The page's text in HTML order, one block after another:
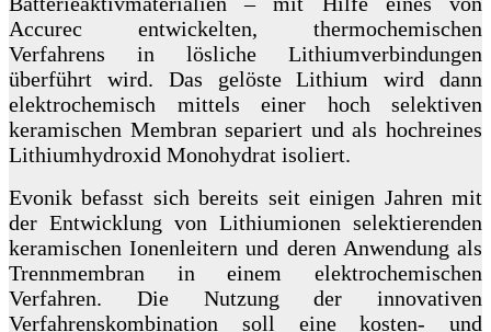
Accurec entwickelten, thermochemischen
Verfahrens in lösliche Lithiumverbindungen
überführt wird. Das gelöste Lithium wird dann
elektrochemisch mittels einer hoch selektiven
keramischen Membran separiert und als hochreines
Lithiumhydroxid Monohydrat isoliert.
Evonik befasst sich bereits seit einigen Jahren mit
der Entwicklung von Lithiumionen selektierenden
keramischen Ionenleitern und deren Anwendung als
Trennmembran in einem elektrochemischen
Verfahren. Die Nutzung der innovativen
Verfahrenskombination soll eine kosten- und